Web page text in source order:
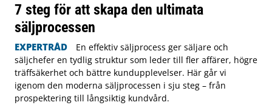
7 steg för att skapa den ultimata
säljprocessen
EXPERTRÅD
En effektiv säljprocess ger säljare och
säljchefer en tydlig struktur som leder till fler affärer, högre
träffsäkerhet och bättre kundupplevelser. Här går vi
igenom den moderna säljprocessen i sju steg – från
prospektering till långsiktig kundvård.